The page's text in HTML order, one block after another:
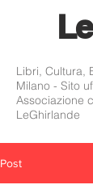
Le
Libri, Cultura,
Milano - Sito
Associazione
LeGhirlande
Post